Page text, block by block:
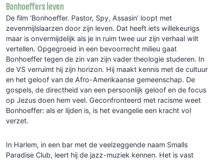
Bonhoeffers leven
De film ‘Bonhoeffer. Pastor, Spy, Assasin’ loopt met
zevenmijlslaarzen door zijn leven. Dat heeft iets willekeurigs
maar is onvermijdelijk als je in ruim twee uur zijn verhaal wilt
vertellen. Opgegroeid in een bevoorrecht milieu gaat
Bonhoeffer tegen de zin van zijn vader theologie studeren. In
de VS verruimt hij zijn horizon. Hij maakt kennis met de cultuur
en het geloof van de Afro-Amerikaanse gemeenschap. De
gospels, de directheid van een persoonlijk geloof en de focus
op Jezus doen hem veel. Geconfronteerd met racisme weet
Bonhoeffer: als er lijden is, is het evangelie een kracht vol
verzet.
In Harlem, in een bar met de veelzeggende naam Smalls
Paradise Club, leert hij de jazz-muziek kennen. Het is vast